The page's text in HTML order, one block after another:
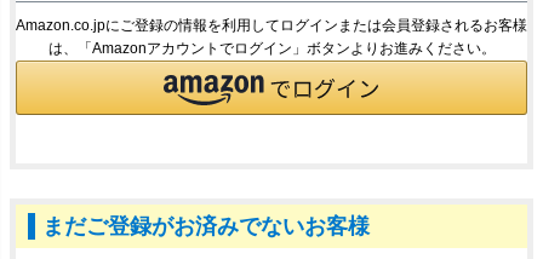
Amazon.co.jpにご登録の情報を利用してログインまたは会員登録されるお客様
は、「Amazonアカウントでログイン」ボタンよりお進みください。
まだご登録がお済みでないお客様